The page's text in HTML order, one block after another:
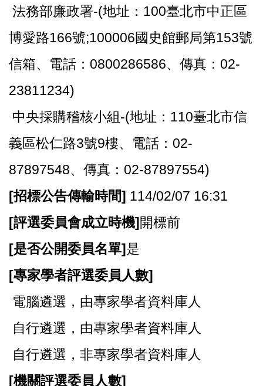
法務部廉政署-(地址：100臺北市中正區
博愛路166號;100006國史館郵局第153號
信箱、電話：0800286586、傳真：02-
23811234)
中央採購稽核小組-(地址：110臺北市信
義區松仁路3號9樓、電話：02-
87897548、傳真：02-87897554)
[招標公告傳輸時間] 114/02/07 16:31
[評選委員會成立時機] 開標前
[是否公開委員名單]是
[專家學者評選委員人數]
電腦遴選，由專家學者資料庫人
自行遴選，由專家學者資料庫人
自行遴選，非專家學者資料庫人
[機關評選委員人數]